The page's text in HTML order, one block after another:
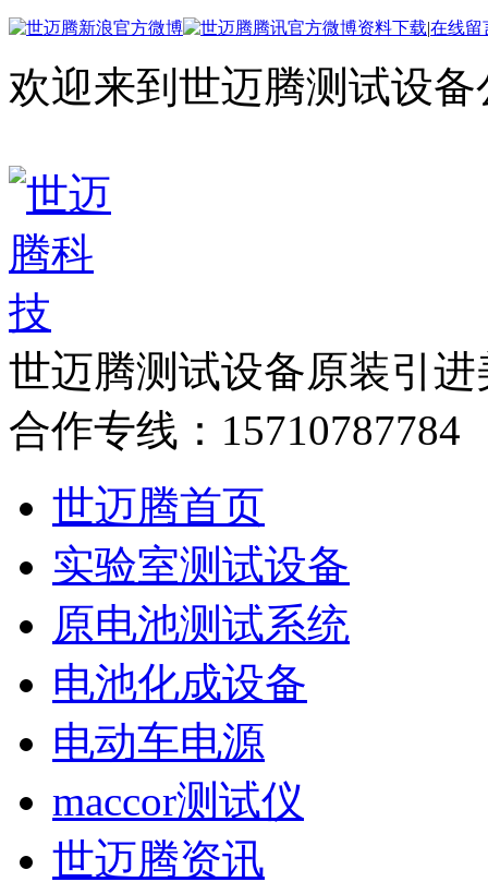
资料下载|在线留
欢迎来到世迈腾测试设
世迈腾测试设备原装引
合作专线：15710787784
世迈腾首页
实验室测试设备
原电池测试系统
电池化成设备
电动车电源
maccor测试仪
世迈腾资讯